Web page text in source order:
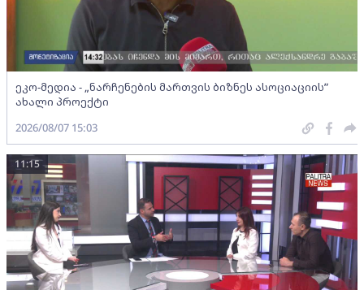
ეკო-მედია - „ნარჩენების მართვის ბიზნეს ასოციაციის”
ახალი პროექტი
2026/08/07 15:03
11:15